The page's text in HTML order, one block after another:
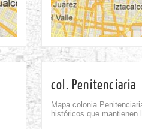
col. Penitenciaria
Mapa colonia
históricos que mantienen